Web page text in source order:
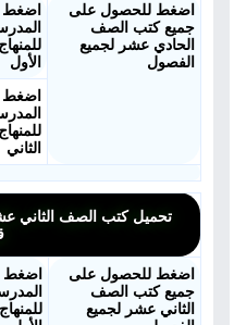
اضغط للحصول على
جميع كتب الصف
الحادي عشر لجميع
الفصول
اضغط
الأول
اضغط
الثاني
تحميل كتب الصف الثاني
اضغط للحصول على
جميع كتب الصف
الثاني عشر لجميع
اضغط